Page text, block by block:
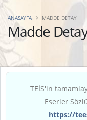
Madde
ANASAYFA MADDE DETAY
TEİS'in
Eserler
https://